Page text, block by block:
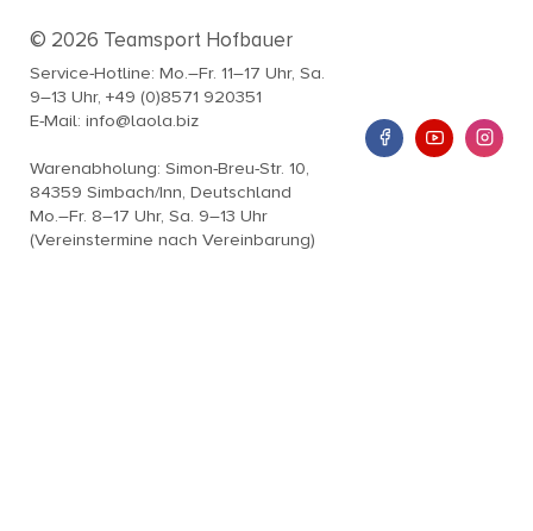
© 2026 Teamsport Hofbauer
Service-Hotline: Mo.–Fr. 11–17 Uhr, Sa.
9–13 Uhr, +49 (0)8571 920351
E-Mail: info@laola.biz
Warenabholung: Simon-Breu-Str. 10,
84359 Simbach/Inn, Deutschland
Mo.–Fr. 8–17 Uhr, Sa. 9–13 Uhr
(Vereinstermine nach Vereinbarung)